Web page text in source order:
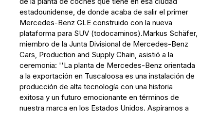
estadounidense, de donde acaba de salir el primer
Mercedes-Benz GLE construido con la nueva
plataforma para SUV (todocaminos).Markus Schäfer,
miembro de la Junta Divisional de Mercedes-Benz
Cars, Production and Supply Chain, asistió a la
ceremonia: ''La planta de Mercedes-Benz orientada
a la exportación en Tuscaloosa es una instalación de
producción de alta tecnología con una historia
exitosa y un futuro emocionante en términos de
nuestra marca en los Estados Unidos. Aspiramos a